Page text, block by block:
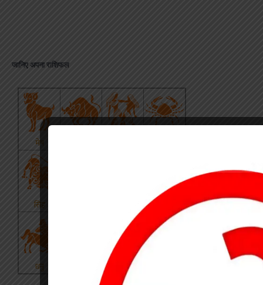
जानिए अपना राशिफल